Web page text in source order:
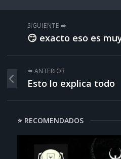
SIGUIENTE ➡️
😏 exacto eso es
⬅️ ANTERIOR
Esto lo explica todo
⭐ RECOMENDADOS